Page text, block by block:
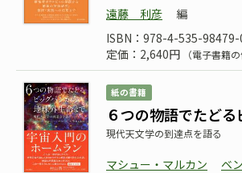
遠藤 利彦
編
ISBN：978-4-535-98479-
定価：2,640円
（電子書籍
紙の書籍
６つの物語でたど
現代天文学の到達点を語る
マシュー・マルカン
ベ